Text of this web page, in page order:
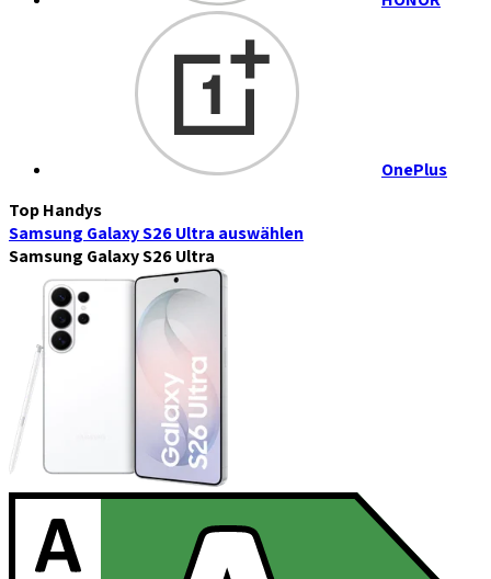
OnePlus
Top Handys
Samsung Galaxy S26 Ultra auswählen
Samsung Galaxy S26 Ultra